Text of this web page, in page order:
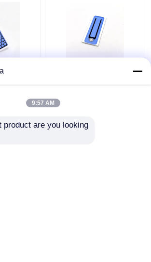
5g
Untuk Ozonator Udara
9:57 AM
product are you looking